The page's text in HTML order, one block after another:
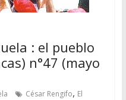
: el pueblo
n°47 (mayo
César Rengifo, El